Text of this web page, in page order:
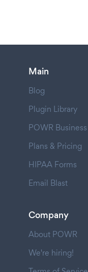
Main
Blog
Plugin Library
POWR Business
Plans & Pricing
HIPAA Forms
Email Blast
Company
About POWR
We're hiring!